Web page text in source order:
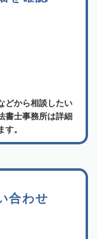
どから相談したい
書士事務所は詳細
。
合わせ